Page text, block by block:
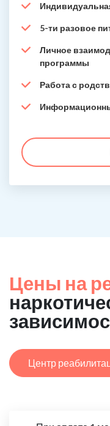
5-ти разовое
Личное
программы
Работа с
Цены на
Центр